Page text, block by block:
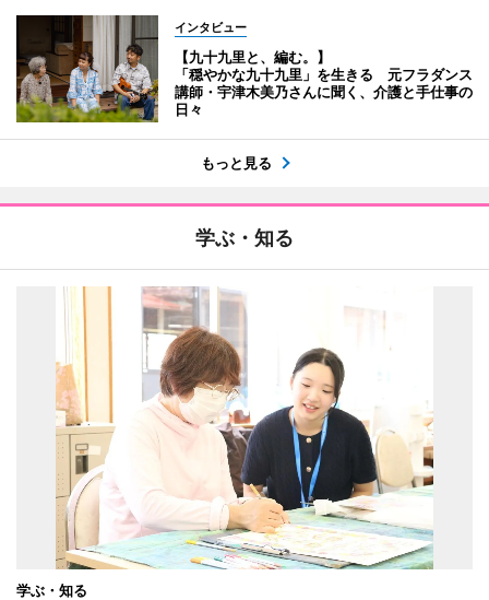
インタビュー
【九十九里と、編む。】
「穏やかな九十九里」を生きる 元フラダンス
講師・宇津木美乃さんに聞く、介護と手仕事の
日々
もっと見る
学ぶ・知る
学ぶ・知る